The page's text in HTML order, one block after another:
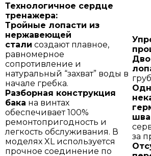
Технологичное сердце
тренажера:
Тройные лопасти из
нержавеющей
стали создают плавное,
равномерное
сопротивление и
натуральный “захват” воды в
начале гребка.
Разборная конструкция
бака на винтах
обеспечивает 100%
ремонтопригодность и
легкость обслуживания. В
моделях XL используется
прочное соединение по
шва
за